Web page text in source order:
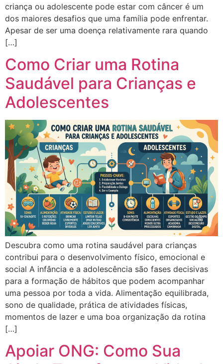
criança ou adolescente pode estar com câncer é um
dos maiores desafios que uma família pode enfrentar.
Apesar de ser uma doença relativamente rara quando
[…]
Como Criar uma Rotina
Saudável para Crianças e
Adolescentes
Descubra como uma rotina saudável para crianças
contribui para o desenvolvimento físico, emocional e
social A infância e a adolescência são fases decisivas
para a formação de hábitos que podem acompanhar
uma pessoa por toda a vida. Alimentação equilibrada,
sono de qualidade, prática de atividades físicas,
momentos de lazer e uma boa organização da rotina
[…]
Apoiar ONG: Como Sua